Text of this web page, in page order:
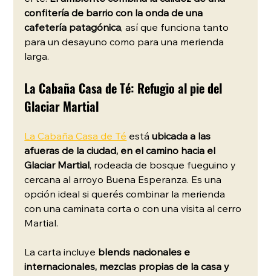
confitería de barrio con la onda de una
cafetería patagónica, así que funciona tanto
para un desayuno como para una merienda
larga.
La Cabaña Casa de Té: Refugio al pie del
Glaciar Martial
La Cabaña Casa de Té está ubicada a las
afueras de la ciudad, en el camino hacia el
Glaciar Martial, rodeada de bosque fueguino y
cercana al arroyo Buena Esperanza. Es una
opción ideal si querés combinar la merienda
con una caminata corta o con una visita al cerro
Martial.
La carta incluye blends nacionales e
internacionales, mezclas propias de la casa y